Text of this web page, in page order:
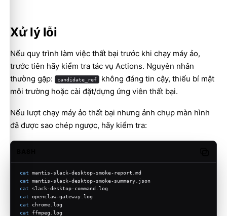
Xử lý lỗi
Nếu quy trình làm việc thất bại trước khi chạy máy ảo,
trước tiên hãy kiểm tra tác vụ Actions. Nguyên nhân
thường gặp:
candidate_ref không đáng tin cậy, thiếu bí mật
môi trường hoặc cài đặt/dựng ứng viên thất bại.
Nếu lượt chạy máy ảo thất bại nhưng ảnh chụp màn hình
đã được sao chép ngược, hãy kiểm tra:
cat mantis-slack-desktop-smoke-report.md
cat mantis-slack-desktop-smoke-summary.json
cat slack-desktop-command.log
cat openclaw-gateway.log
cat chrome.log
cat ffmpeg.log